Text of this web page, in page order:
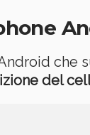
che
del